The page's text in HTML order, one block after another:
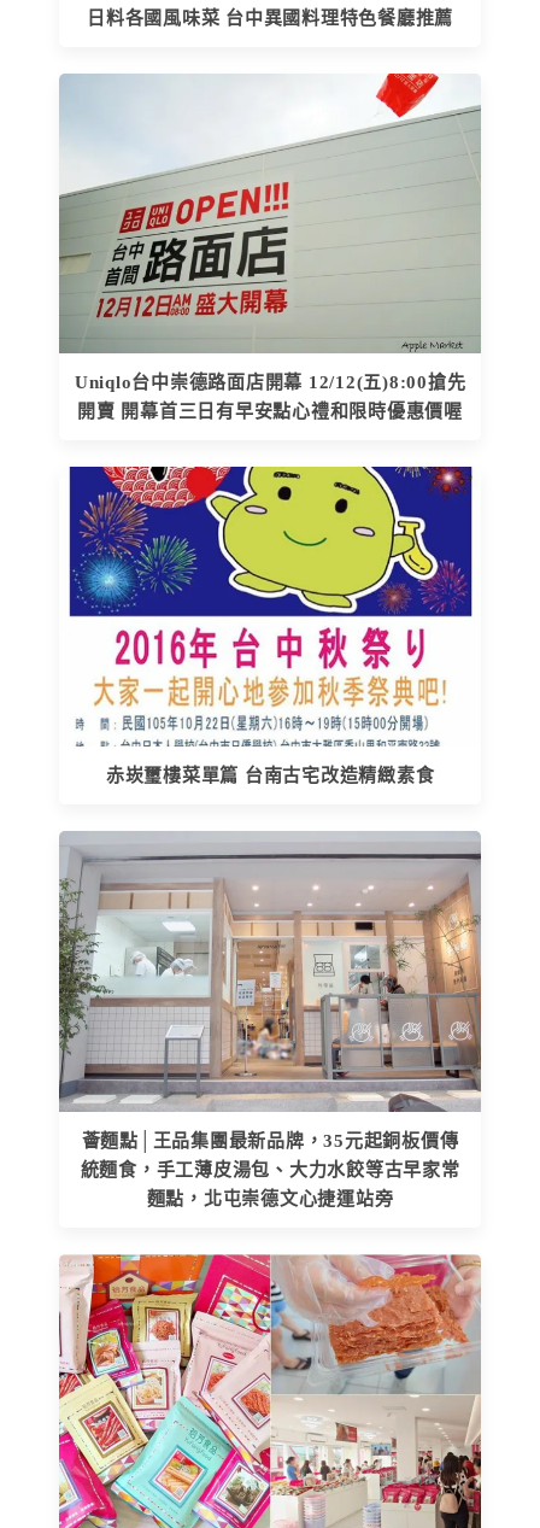
日料各國風味菜 台中異國料理特色餐廳推薦
Uniqlo台中崇德路面店開幕 12/12(五)8:00搶先
開賣 開幕首三日有早安點心禮和限時優惠價喔
赤崁璽樓菜單篇 台南古宅改造精緻素食
薈麵點│王品集團最新品牌，35元起銅板價傳
統麵食，手工薄皮湯包、大力水餃等古早家常
麵點，北屯崇德文心捷運站旁